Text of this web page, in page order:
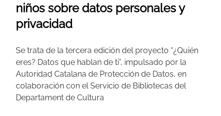
niños sobre datos personales y
privacidad
Se trata de la tercera edición del proyecto “¿Quién
eres? Datos que hablan de ti”, impulsado por la
Autoridad Catalana de Protección de Datos, en
colaboración con el Servicio de Bibliotecas del
Departament de Cultura